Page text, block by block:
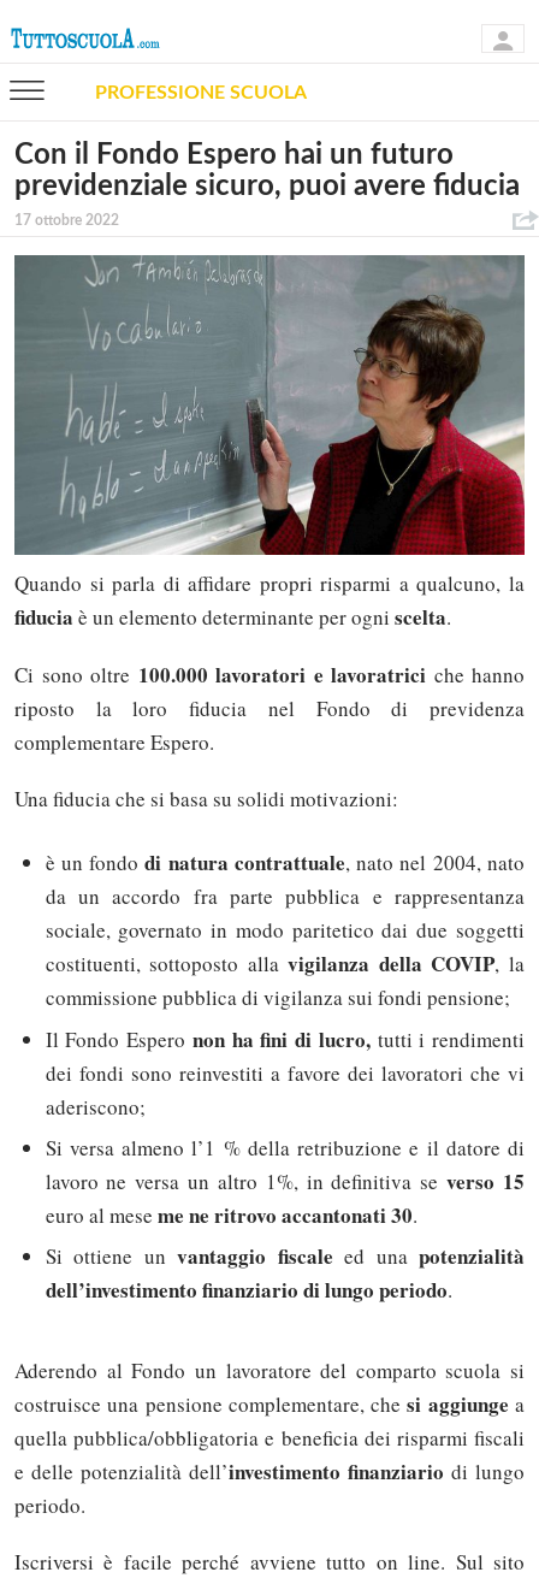
PROFESSIONE SCUOLA
Con il Fondo Espero hai un futuro
previdenziale sicuro, puoi avere fiducia
17 ottobre 2022
Quando si parla di affidare propri risparmi a qualcuno, la
fiducia è un elemento determinante per ogni scelta.
Ci sono oltre 100.000 lavoratori e lavoratrici che hanno
riposto la loro fiducia nel Fondo di previdenza
complementare Espero.
Una fiducia che si basa su solidi motivazioni:
è un fondodi natura contrattuale, nato nel 2004, nato
da un accordo fra parte pubblica e rappresentanza
sociale, governato in modo paritetico dai due soggetti
costituenti, sottoposto allavigilanza della COVIP, la
commissione pubblica di vigilanza sui fondi pensione;
Il Fondo Espero non ha fini di lucro, tutti i rendimenti
dei fondi sono reinvestiti a favore dei lavoratori che vi
aderiscono;
Si versa almeno l’1 % della retribuzione e il datore di
lavoro ne versa un altro 1%, in definitiva severso 15
euro al mese me ne ritrovo accantonati 30.
Si ottiene un vantaggio fiscale ed una potenzialità
dell’investimento finanziario di lungo periodo.
Aderendo al Fondo un lavoratore del comparto scuola si
costruisce una pensione complementare, chesi aggiunge a
quella pubblica/obbligatoria e beneficia dei risparmi fiscali
e delle potenzialità dell’investimento finanziario di lungo
periodo.
Iscriversi è facile perché avviene tutto on line. Sul sito